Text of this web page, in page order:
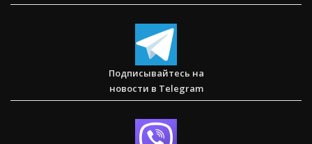
Два часа, которые изменили жизнь буддистского монаха
(Стэн и Лана — Иисус без границ) (BBS05030)
Подписывайтесь на
новости в Telegram